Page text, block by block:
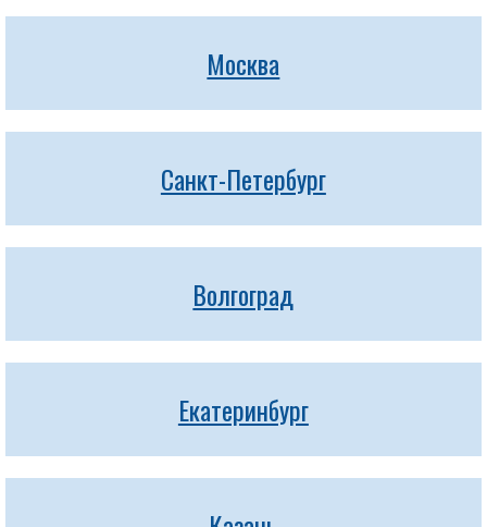
Москва
Санкт-Петербург
Волгоград
Екатеринбург